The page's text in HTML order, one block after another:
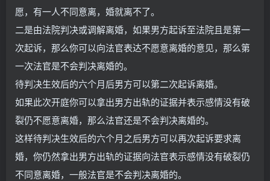
愿，有一人不同意离，婚就离不了。
二是由法院判决或调解离婚，如果男方起诉至法院且是第一
次起诉，那么你可以向法官表达不愿意离婚的意见，那么第
一次法官是不会判决离婚的。
待判决生效后的六个月后男方可以第二次起诉离婚。
如果此次开庭你可以拿出男方出轨的证据并表示感情没有破
裂仍不愿意离婚，那么法官还是不会判决离婚的。
这样待判决生效后的六个月之后男方可以再次起诉要求离
婚，你仍然拿出男方出轨的证据向法官表示感情没有破裂仍
不同意离婚，一般法官是不会判决离婚的。